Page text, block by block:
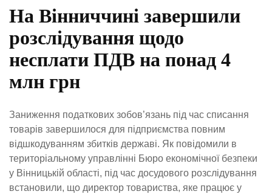
На Вінниччині завершили
розслідування щодо
несплати ПДВ на понад 4
млн грн
Заниження податкових зобов’язань під час списання
товарів завершилося для підприємства повним
відшкодуванням збитків державі. Як повідомили в
територіальному управлінні Бюро економічної безпеки
у Вінницькій області, під час досудового розслідування
встановили, що директор товариства, яке працює у